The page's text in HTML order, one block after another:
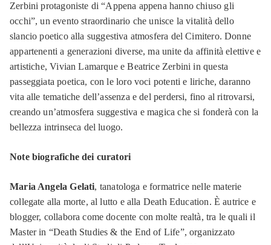
Zerbini protagoniste di “Appena appena hanno chiuso gli
occhi”, un evento straordinario che unisce la vitalità dello
slancio poetico alla suggestiva atmosfera del Cimitero. Donne
appartenenti a generazioni diverse, ma unite da affinità elettive e
artistiche, Vivian Lamarque e Beatrice Zerbini in questa
passeggiata poetica, con le loro voci potenti e liriche, daranno
vita alle tematiche dell’assenza e del perdersi, fino al ritrovarsi,
creando un’atmosfera suggestiva e magica che si fonderà con la
bellezza intrinseca del luogo.
Note biografiche dei curatori
Maria Angela Gelati, tanatologa e formatrice nelle materie
collegate alla morte, al lutto e alla Death Education. È autrice e
blogger, collabora come docente con molte realtà, tra le quali il
Master in “Death Studies & the End of Life”, organizzato